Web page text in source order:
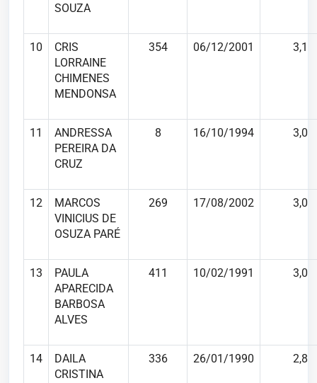
SOUZA
10
CRIS
LORRAINE
CHIMENES
MENDONSA
354 06/12/2001 3,1
11
ANDRESSA
PEREIRA DA
CRUZ
8 16/10/1994 3,0
12
MARCOS
VINICIUS DE
OSUZA PARÉ
269 17/08/2002 3,0
13
PAULA
APARECIDA
BARBOSA
ALVES
411 10/02/1991 3,0
14
DAILA
CRISTINA
336 26/01/1990 2,8